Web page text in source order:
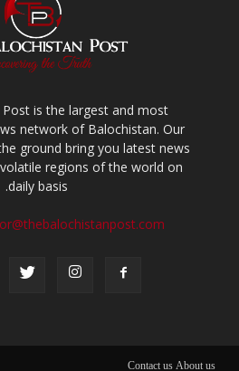
is the largest and most
network of Balochistan. Our
ground bring you latest news
regions of the world on
daily basis.
About us
Contact us